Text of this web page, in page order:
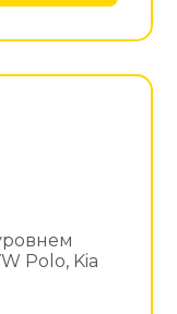
Polo, Kia